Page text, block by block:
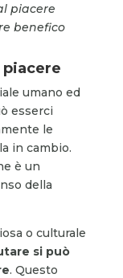
piacere
benefico
umano ed
esserci
le
in cambio.
è un
della
o culturale
si può
. Questo